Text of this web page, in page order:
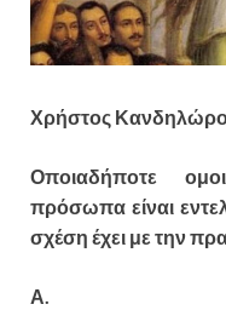
Χρήστος
Οποιαδήποτε
πρόσωπα είναι
σχέση έχει με την
Α.